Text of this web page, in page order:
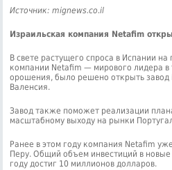
Источник: mignews.co.il
Израильская компания Netafim
В свете растущего спроса в Испании
компании Netafim — мирового лидера в
орошения, было решено открыть завод
Валенсия.
Завод также поможет реализации
масштабному выходу на рынки
Ранее в этом году компания Netafim
Перу. Общий объем инвестиций в
году достиг 10 миллионов долларов.